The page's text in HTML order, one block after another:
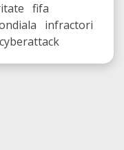
fifa
infractori